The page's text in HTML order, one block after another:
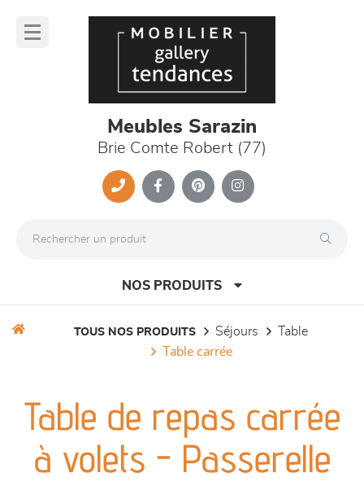
Meubles Sarazin
Brie Comte Robert (77)
NOS PRODUITS
séjours
meubles de complément
TOUS NOS PRODUITS séjours
table
table carrée
Table de repas carrée
à volets - Passerelle